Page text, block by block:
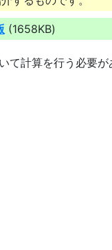
(1658KB)
て計算を行う必要